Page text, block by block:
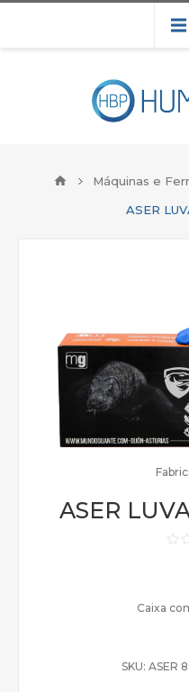
Máquinas e
ASER
ASER
Caixa
SKU: ASER